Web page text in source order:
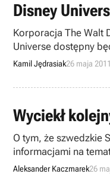
Disney
Korporacja The Walt
Universe dostępny
Kamil Jędrasiak26 maja
Wyciekł
O tym, że szwedzkie
informacjami na
Aleksander Kaczmarek26